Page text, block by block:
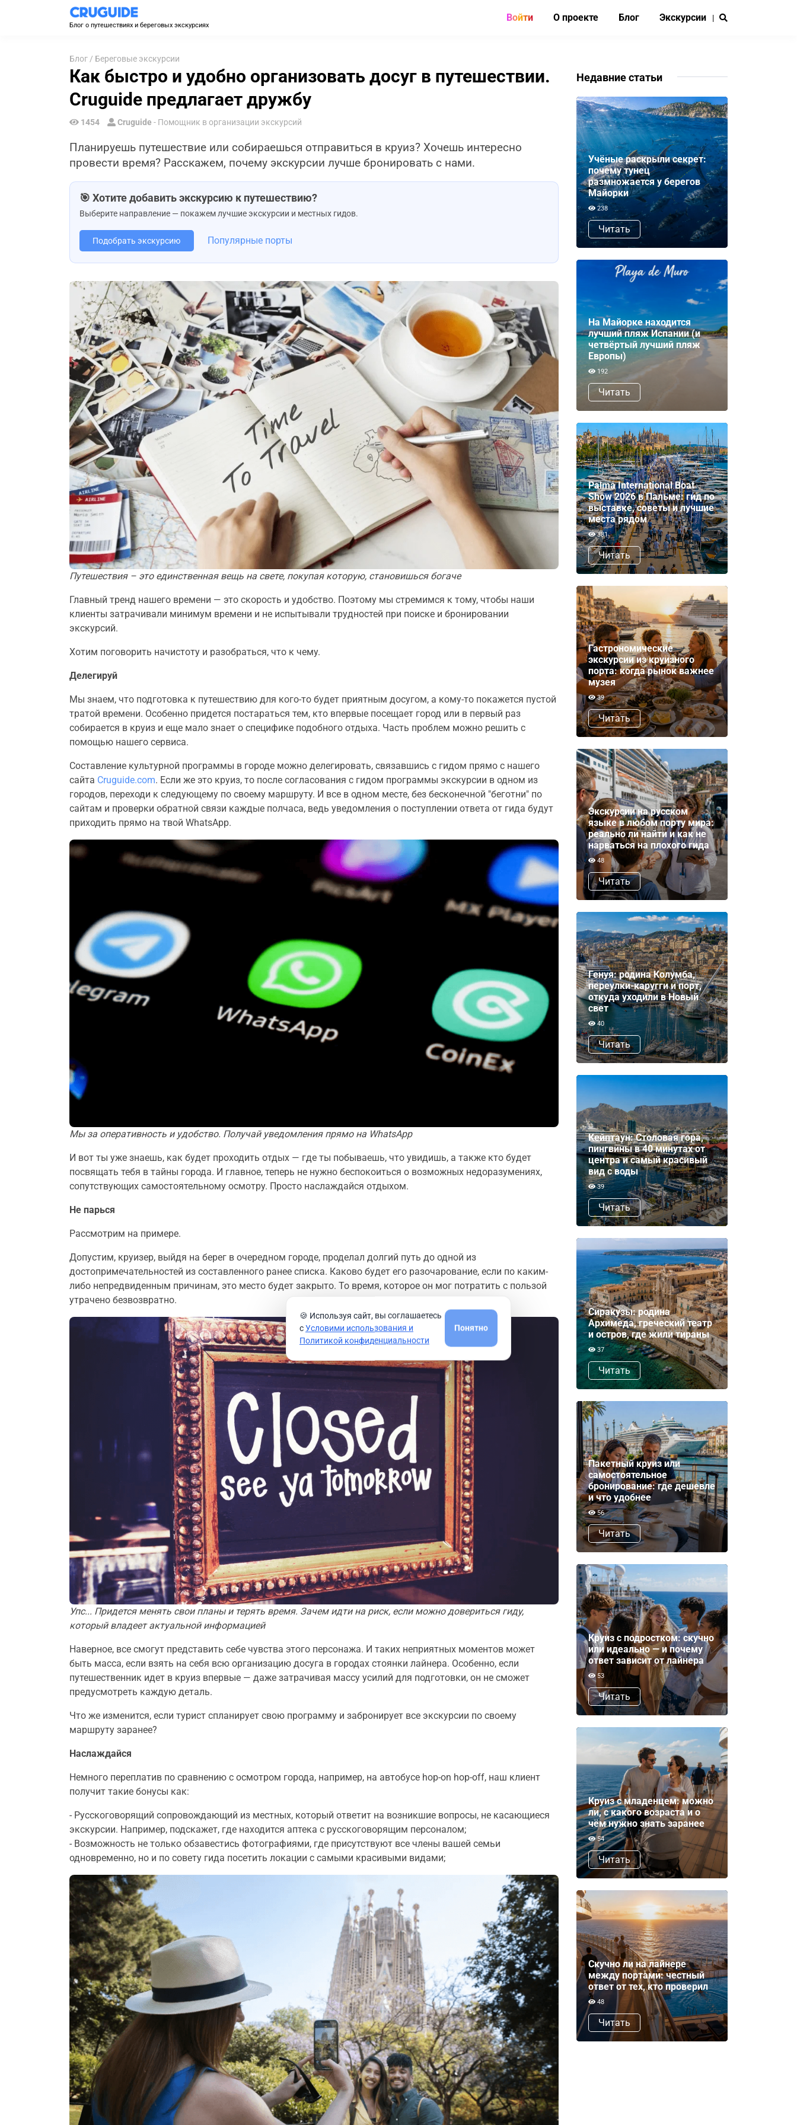
Блог о путешествиях и береговых экскурсиях
Войти О проекте Блог Экскурсии |
Блог / Береговые экскурсии
Как быстро и удобно организовать досуг в путешествии.
Cruguide предлагает дружбу
1454 Cruguide - Помощник в организации экскурсий
Планируешь путешествие или собираешься отправиться в круиз? Хочешь интересно
провести время? Расскажем, почему экскурсии лучше бронировать с нами.
🎯 Хотите добавить экскурсию к путешествию?
Выберите направление — покажем лучшие экскурсии и местных гидов.
Подобрать экскурсию Популярные порты
Путешествия – это единственная вещь на свете, покупая которую, становишься богаче
Главный тренд нашего времени — это скорость и удобство. Поэтому мы стремимся к тому, чтобы наши
клиенты затрачивали минимум времени и не испытывали трудностей при поиске и бронировании
экскурсий.
Хотим поговорить начистоту и разобраться, что к чему.
Делегируй
Мы знаем, что подготовка к путешествию для кого-то будет приятным досугом, а кому-то покажется пустой
тратой времени. Особенно придется постараться тем, кто впервые посещает город или в первый раз
собирается в круиз и еще мало знает о специфике подобного отдыха. Часть проблем можно решить с
помощью нашего сервиса.
Составление культурной программы в городе можно делегировать, связавшись с гидом прямо с нашего
сайта Cruguide.com. Если же это круиз, то после согласования с гидом программы экскурсии в одном из
городов, переходи к следующему по своему маршруту. И все в одном месте, без бесконечной "беготни" по
сайтам и проверки обратной связи каждые полчаса, ведь уведомления о поступлении ответа от гида будут
приходить прямо на твой WhatsApp.
Мы за оперативность и удобство. Получай уведомления прямо на WhatsApp
И вот ты уже знаешь, как будет проходить отдых — где ты побываешь, что увидишь, а также кто будет
посвящать тебя в тайны города. И главное, теперь не нужно беспокоиться о возможных недоразумениях,
сопутствующих самостоятельному осмотру. Просто наслаждайся отдыхом.
Не парься
Рассмотрим на примере.
Допустим, круизер, выйдя на берег в очередном городе, проделал долгий путь до одной из
достопримечательностей из составленного ранее списка. Каково будет его разочарование, если по каким-
либо непредвиденным причинам, это место будет закрыто. То время, которое он мог потратить с пользой
утрачено безвозвратно.
Упс... Придется менять свои планы и терять время. Зачем идти на риск, если можно довериться гиду,
который владеет актуальной информацией
Наверное, все смогут представить себе чувства этого персонажа. И таких неприятных моментов может
быть масса, если взять на себя всю организацию досуга в городах стоянки лайнера. Особенно, если
путешественник идет в круиз впервые — даже затрачивая массу усилий для подготовки, он не сможет
предусмотреть каждую деталь.
Что же изменится, если турист спланирует свою программу и забронирует все экскурсии по своему
маршруту заранее?
Наслаждайся
Немного переплатив по сравнению с осмотром города, например, на автобусе hop-on hop-off, наш клиент
получит такие бонусы как:
- Русскоговорящий сопровождающий из местных, который ответит на возникшие вопросы, не касающиеся
экскурсии. Например, подскажет, где находится аптека с русскоговорящим персоналом;
- Возможность не только обзавестись фотографиями, где присутствуют все члены вашей семьи
одновременно, но и по совету гида посетить локации с самыми красивыми видами;
Недавние статьи
Учёные раскрыли секрет:
почему тунец
размножается у берегов
Майорки
238
Читать
На Майорке находится
лучший пляж Испании (и
четвёртый лучший пляж
Европы)
192
Читать
Palma International Boat
Show 2026 в Пальме: гид по
выставке, советы и лучшие
места рядом
381
Читать
Гастрономические
экскурсии из круизного
порта: когда рынок важнее
музея
39
Читать
Экскурсии на русском
языке в любом порту мира:
реально ли найти и как не
нарваться на плохого гида
48
Читать
Генуя: родина Колумба,
переулки-каругги и порт,
откуда уходили в Новый
свет
40
Читать
Кейптаун: Столовая гора,
пингвины в 40 минутах от
центра и самый красивый
вид с воды
39
Читать
Сиракузы: родина
Архимеда, греческий театр
и остров, где жили тираны
37
Читать
Пакетный круиз или
самостоятельное
бронирование: где дешевле
и что удобнее
56
Читать
Круиз с подростком: скучно
или идеально — и почему
ответ зависит от лайнера
53
Читать
Круиз с младенцем: можно
ли, с какого возраста и о
чём нужно знать заранее
54
Читать
Скучно ли на лайнере
между портами: честный
ответ от тех, кто проверил
48
Читать
🍪 Используя сайт, вы соглашаетесь
сУсловими использования и
Политикой конфиденциальности
Понятно